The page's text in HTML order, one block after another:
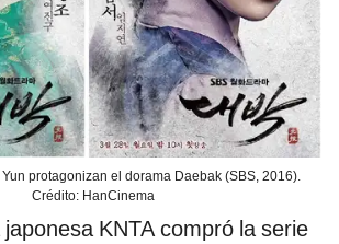
protagonizan el dorama Daebak (SBS, 2016).
Crédito: HanCinema
KNTA compró la serie